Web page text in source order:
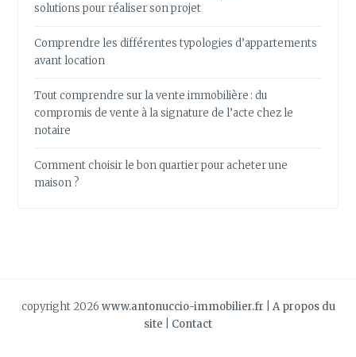
solutions pour réaliser son projet
Comprendre les différentes typologies d’appartements
avant location
Tout comprendre sur la vente immobilière : du
compromis de vente à la signature de l’acte chez le
notaire
Comment choisir le bon quartier pour acheter une
maison ?
copyright 2026 www.antonuccio-immobilier.fr
A propos du
site
Contact